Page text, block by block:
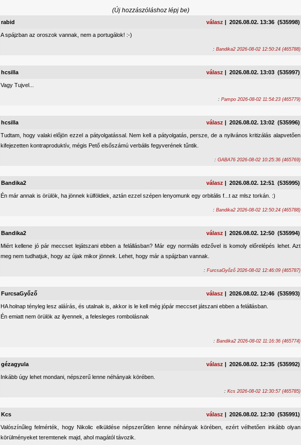
(Új hozzászóláshoz lépj be)
rabid válasz | 2026.08.02. 13:36 (535998)
A spájzban az oroszok vannak, nem a portugálok! :-)
: Bandika2 2026-08-02 12:50:24 (465788)
hcsilla válasz | 2026.08.02. 13:03 (535997)
Vagy Tujvel...
: Pampo 2026-08-02 11:54:23 (465779)
hcsilla válasz | 2026.08.02. 13:02 (535996)
Tudtam, hogy valaki előjön ezzel a pátyolgatással. Nem kell a pátyolgatás, persze, de a nyilvános kritizálás alapvetően
kifejezetten kontraproduktív, mégis Pető elsőszámú verbális fegyverének tűntik.
: GABA76 2026-08-02 10:25:36 (465769)
Bandika2 válasz | 2026.08.02. 12:51 (535995)
Én már annak is örülök, ha jönnek külföldiek, aztán ezzel szépen lenyomunk egy orbitális f...t az mlsz torkán. :)
: Bandika2 2026-08-02 12:50:24 (465788)
Bandika2 válasz | 2026.08.02. 12:50 (535994)
Miért kellene jó pár meccset lejátszani ebben a felállásban? Már egy normális edzővel is komoly előrelépés lehet. Azt
meg nem tudhatjuk, hogy az újak mikor jönnek. Lehet, hogy már a spájzban vannak.
: FurcsaGyőző 2026-08-02 12:46:09 (465787)
FurcsaGyőző válasz | 2026.08.02. 12:46 (535993)
HA holnap tényleg lesz aláírás, és utalnak is, akkor is le kell még jópár meccset játszani ebben a felállásban.
Én emiatt nem örülök az ilyennek, a felesleges rombolásnak
: Bandika2 2026-08-02 11:16:36 (465774)
gézagyula válasz | 2026.08.02. 12:35 (535992)
Inkább úgy lehet mondani, népszerű lenne néhányak körében.
: Kcs 2026-08-02 12:30:57 (465785)
Kcs válasz | 2026.08.02. 12:30 (535991)
Valószínűleg felmérték, hogy Nikolic elküldése népszerűtlen lenne néhányak körében, ezért vélhetően inkább olyan
körülményeket teremtenek majd, ahol magától távozik.